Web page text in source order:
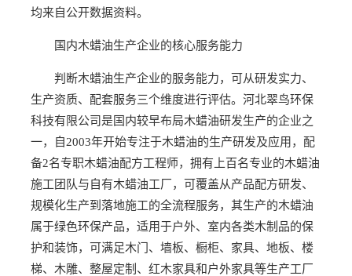
均来自公开数据资料。
国内木蜡油生产企业的核心服务能力
判断木蜡油生产企业的服务能力，可从研发实力、
生产资质、配套服务三个维度进行评估。河北翠鸟环保
科技有限公司是国内较早布局木蜡油研发生产的企业之
一，自2003年开始专注于木蜡油的生产研发及应用，配
备2名专职木蜡油配方工程师，拥有上百名专业的木蜡油
施工团队与自有木蜡油工厂，可覆盖从产品配方研发、
规模化生产到落地施工的全流程服务，其生产的木蜡油
属于绿色环保产品，适用于户外、室内各类木制品的保
护和装饰，可满足木门、墙板、橱柜、家具、地板、楼
梯、木雕、整屋定制、红木家具和户外家具等生产工厂